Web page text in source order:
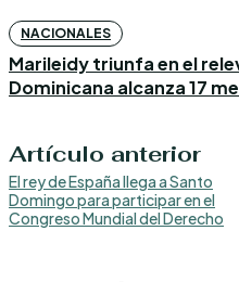
NACIONALES
Marileidy triunfa en el
Dominicana alcanza 17
Artículo anterior
El rey de España llega a Santo
Domingo para participar en el
Congreso Mundial del Derecho